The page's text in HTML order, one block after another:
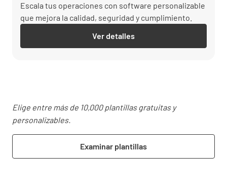
Escala tus operaciones con software personalizable
que mejora la calidad, seguridad y cumplimiento.
Ver detalles
Elige entre más de 10,000 plantillas gratuitas y
personalizables.
Examinar plantillas